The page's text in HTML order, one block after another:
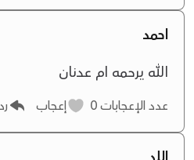
احمد
الله يرحمه ام عدنان
عدد الإعجابات إعجاب